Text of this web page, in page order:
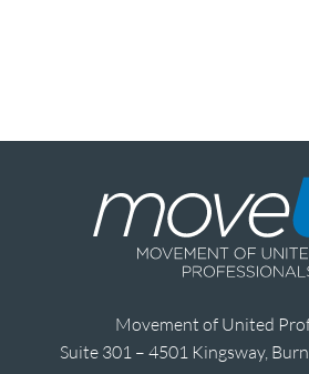
Movement of United
Suite 301 – 4501 Kingsway,